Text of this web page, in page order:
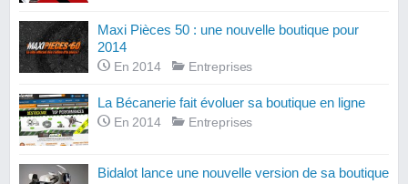
Maxi Pièces 50 : une nouvelle boutique pour
2014
En 2014 Entreprises
La Bécanerie fait évoluer sa boutique en ligne
En 2014 Entreprises
Bidalot lance une nouvelle version de sa boutique